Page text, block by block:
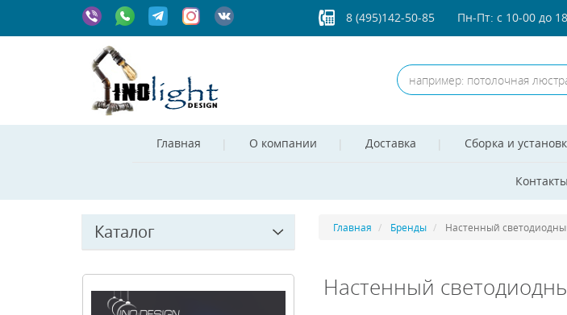
8 (495)142-50-85 Пн-Пт: с 10-00 до
Главная О компании Доставка Сборка и
Контакты
Каталог Главная Бренды Настенный
Настенный